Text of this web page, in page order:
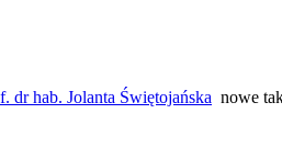
dr hab. Jolanta Świętojańska nowe